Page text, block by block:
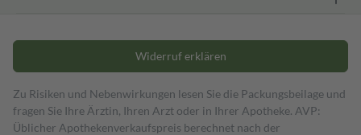
Widerruf erklären
Zu Risiken und Nebenwirkungen lesen Sie die Packungsbeilage und
fragen Sie Ihre Ärztin, Ihren Arzt oder in Ihrer Apotheke. AVP:
Üblicher Apothekenverkaufspreis berechnet nach der